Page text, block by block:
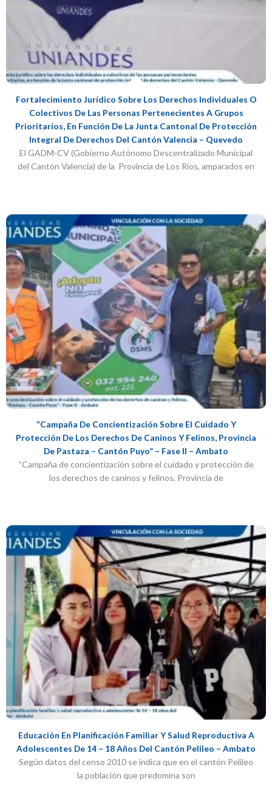
Fortalecimiento Jurídico Sobre Los Derechos Individuales O
Colectivos De Las Personas Pertenecientes A Grupos
Prioritarios, En Función De La Junta Cantonal De Protección
Integral De Derechos Del Cantón Valencia – Quevedo
El GADM-CV (Gobierno Autónomo Descentralizado Municipal
del Cantón Valencia) de la Provincia de Los Ríos, amparados en
“Campaña De Concientización Sobre El Cuidado Y
Protección De Los Derechos De Caninos Y Felinos, Provincia
De Pastaza – Cantón Puyo” – Fase II – Ambato
“Campaña de concientización sobre el cuidado y protección de
los derechos de caninos y felinos, Provincia de
Educación En Planificación Familiar Y Salud Reproductiva A
Adolescentes De 14 – 18 Años Del Cantón Pelileo – Ambato
Según datos del censo 2010 se indica que en el cantón Pelileo
la población que predomina son